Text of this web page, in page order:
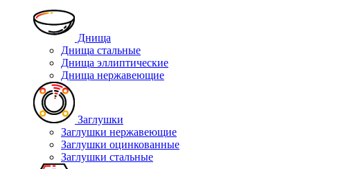
Днища
Днища стальные
Днища эллиптические
Днища нержавеющие
Заглушки
Заглушки нержавеющие
Заглушки оцинкованные
Заглушки стальные